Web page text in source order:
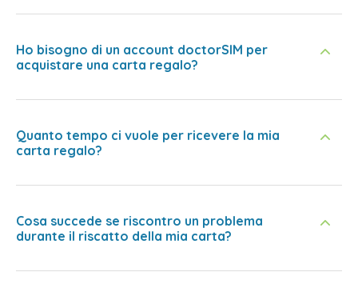
Ho bisogno di un account doctorSIM per
acquistare una carta regalo?
Quanto tempo ci vuole per ricevere la mia
carta regalo?
Cosa succede se riscontro un problema
durante il riscatto della mia carta?